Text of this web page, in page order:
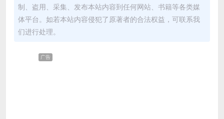
制、盗用、采集、发布本站内容到任何网站、书籍等各类媒
体平台。如若本站内容侵犯了原著者的合法权益，可联系我
们进行处理。
广告